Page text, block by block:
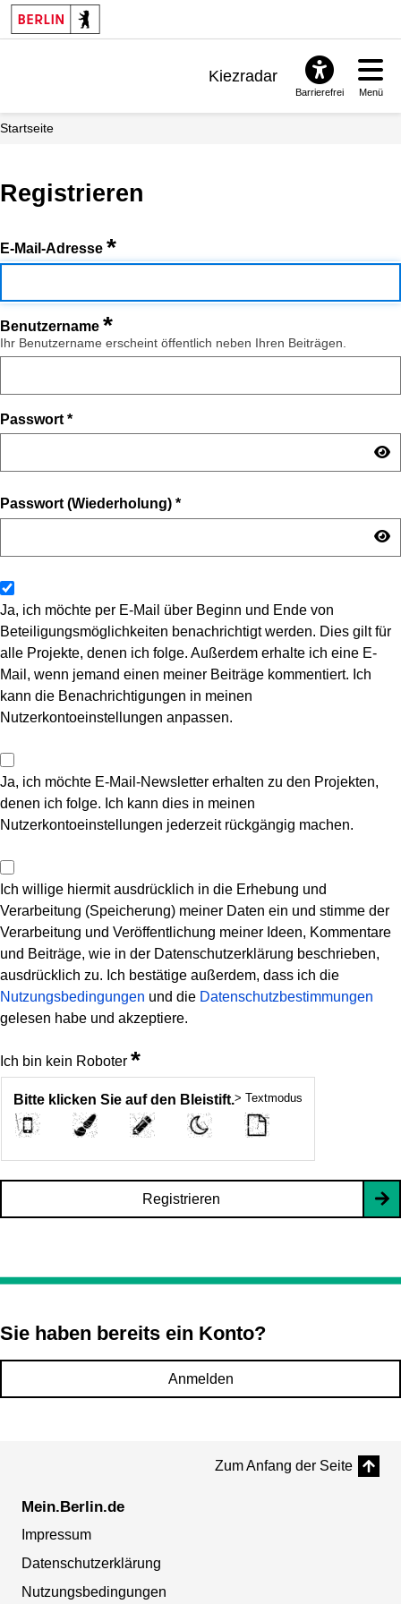
Kiezradar
Barrierefrei Menü
Startseite
Registrieren
E-Mail-Adresse *
Benutzername *
Ihr Benutzername erscheint öffentlich neben Ihren Beiträgen.
Passwort *
Passwort (Wiederholung) *
Ja, ich möchte per E-Mail über Beginn und Ende von
Beteiligungsmöglichkeiten benachrichtigt werden. Dies gilt für
alle Projekte, denen ich folge. Außerdem erhalte ich eine E-
Mail, wenn jemand einen meiner Beiträge kommentiert. Ich
kann die Benachrichtigungen in meinen
Nutzerkontoeinstellungen anpassen.
Ja, ich möchte E-Mail-Newsletter erhalten zu den Projekten,
denen ich folge. Ich kann dies in meinen
Nutzerkontoeinstellungen jederzeit rückgängig machen.
Ich willige hiermit ausdrücklich in die Erhebung und
Verarbeitung (Speicherung) meiner Daten ein und stimme der
Verarbeitung und Veröffentlichung meiner Ideen, Kommentare
und Beiträge, wie in der Datenschutzerklärung beschrieben,
ausdrücklich zu. Ich bestätige außerdem, dass ich die
Nutzungsbedingungen und die Datenschutzbestimmungen
gelesen habe und akzeptiere.
Ich bin kein Roboter *
Bitte klicken Sie auf den Bleistift.> Textmodus
Registrieren
Sie haben bereits ein Konto?
Anmelden
Zum Anfang der Seite
Mein.Berlin.de
Impressum
Datenschutzerklärung
Nutzungsbedingungen